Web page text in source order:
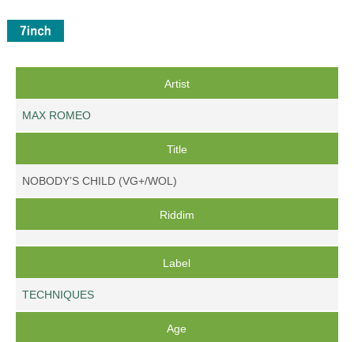
Artist
MAX ROMEO
Title
NOBODY’S CHILD (VG+/WOL)
Riddim
Label
TECHNIQUES
Age